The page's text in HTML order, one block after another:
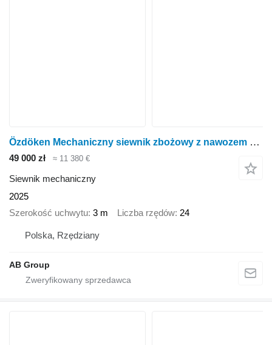
Özdöken Mechaniczny siewnik zbożowy z nawozem Ozdoken Pertum-F300 - jedn
49 000 zł ≈ 11 380 €
Siewnik mechaniczny
2025
Szerokość uchwytu 3 m Liczba rzędów 24
Polska, Rzędziany
AB Group